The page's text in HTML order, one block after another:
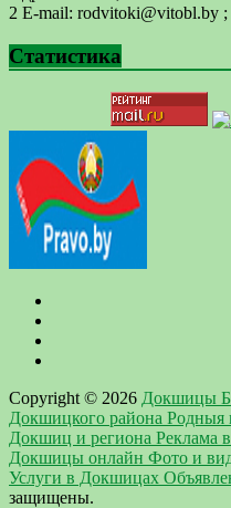
2 E-mail: ​rodvitoki@​​vitobl​.by
Статистика
Copyright © 2026 Докшицы
Докшицкого района Родныя
Докшиц и региона Реклама
Докшицы онлайн Фото и
Услуги в Докшицах
защищены.